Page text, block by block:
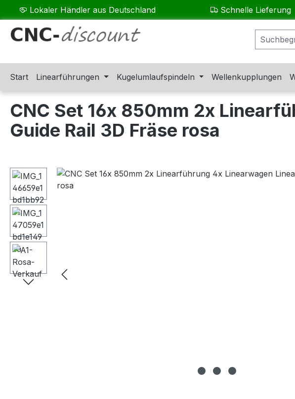
Hauptinhalt springen
Zur Suche springen
Zur Hauptnavigation springen
Lokaler Händler aus Deutschland Schnelle Lieferung
Start Linearführungen Kugelumlaufspindeln Wellenkupplungen
CNC Set 16x 850mm 2x
Guide Rail 3D Fräse rosa
Bildergalerie überspringen